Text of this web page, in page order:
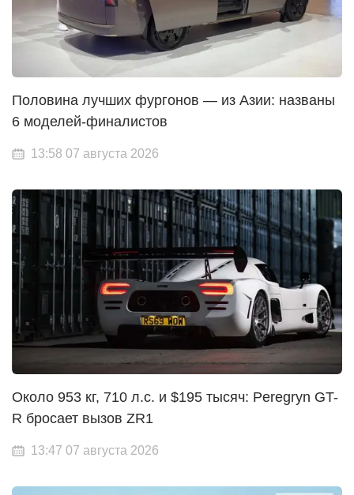
Половина лучших фургонов — из Азии: названы
6 моделей-финалистов
13:58 07 августа 2026
Около 953 кг, 710 л.с. и $195 тысяч: Peregryn GT-
R бросает вызов ZR1
13:47 07 августа 2026